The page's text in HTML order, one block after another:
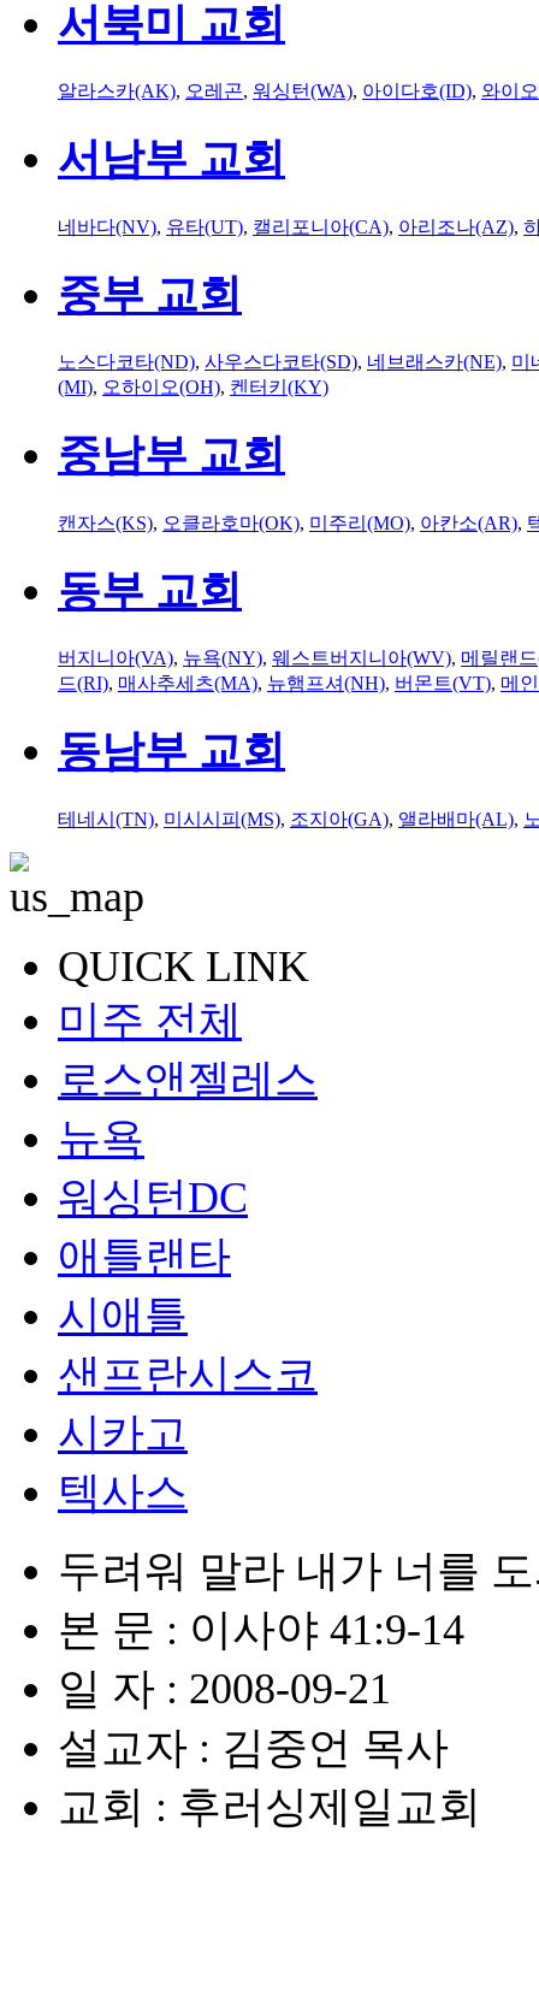
서북미 교회
알라스카(AK), 오레곤, 워싱턴(WA), 아이다호(ID), 와이
서남부 교회
네바다(NV), 유타(UT), 캘리포니아(CA), 아리조나(AZ),
중부 교회
노스다코타(ND), 사우스다코타(SD), 네브래스카(NE), 미
(MI), 오하이오(OH), 켄터키(KY)
중남부 교회
캔자스(KS), 오클라호마(OK), 미주리(MO), 아칸소(AR),
동부 교회
버지니아(VA), 뉴욕(NY), 웨스트버지니아(WV), 메릴랜
드(RI), 매사추세츠(MA), 뉴햄프셔(NH), 버몬트(VT), 메
동남부 교회
테네시(TN), 미시시피(MS), 조지아(GA), 앨라배마(AL),
QUICK LINK
미주 전체
로스앤젤레스
뉴욕
워싱턴DC
애틀랜타
시애틀
샌프란시스코
시카고
텍사스
두려워 말라 내가 너를
본 문 : 이사야 41:9-14
일 자 : 2008-09-21
설교자 : 김중언 목사
교회 : 후러싱제일교회